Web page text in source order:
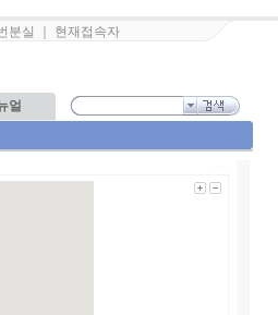
분실 현재접속자
얼